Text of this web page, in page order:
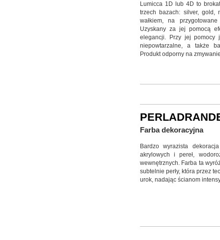
Lumicca 1D lub 4D to
trzech bazach: silver, gold,
wałkiem, na
Uzyskany za jej pomocą
elegancji. Przy jej pomocy
niepowtarzalne, a także
Produkt odporny na
Farba dekoracyjna
Bardzo wyrazista
akrylowych i pereł,
wewnętrznych. Farba ta
subtelnie perły, która przez
urok, nadając ścianom